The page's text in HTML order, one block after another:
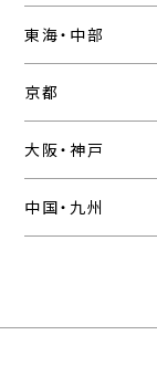
東海・中部
京都
大阪・神戸
中国・九州